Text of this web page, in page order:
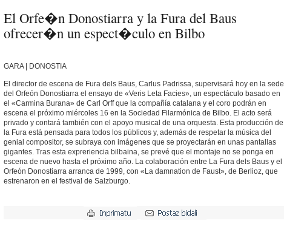
El Orfe�n Donostiarra y la Fura del Baus
ofrecer�n un espect�culo en Bilbo
GARA | DONOSTIA
El director de escena de Fura dels Baus, Carlus Padrissa, supervisará hoy en la sede
del Orfeón Donostiarra el ensayo de «Veris Leta Facies», un espectáculo basado en
el «Carmina Burana» de Carl Orff que la compañía catalana y el coro podrán en
escena el próximo miércoles 16 en la Sociedad Filarmónica de Bilbo. El acto será
privado y contará también con el apoyo musical de una orquesta. Esta producción de
la Fura está pensada para todos los públicos y, además de respetar la música del
genial compositor, se subraya con imágenes que se proyectarán en unas pantallas
gigantes. Tras esta expreriencia bilbaina, se prevé que el montaje no se ponga en
escena de nuevo hasta el próximo año. La colaboración entre La Fura dels Baus y el
Orfeón Donostiarra arranca de 1999, con «La damnation de Faust», de Berlioz, que
estrenaron en el festival de Salzburgo.